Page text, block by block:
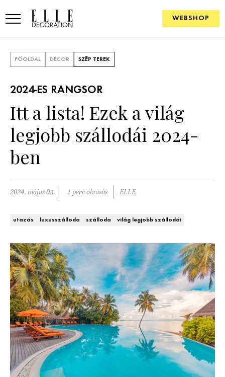
WEBSHOP
SZOBÁK
Konyha
Fürdőszoba
Nappali
ÖTLETEK
Szállodák és vendégházak WEBSHOP
FŐOLDAL DECOR SZÉP TEREK
2024-ES RANGSOR
Itt a lista! Ezek a világ
legjobb szállodái 2024-
ben
2024. május 03. 1 perc olvasás ELLE
utazás luxusszálloda szálloda világ legjobb szállodái